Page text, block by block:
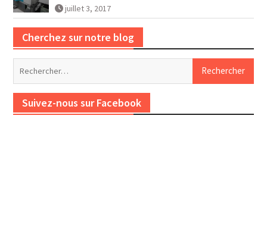
juillet 3, 2017
Cherchez sur notre blog
Suivez-nous sur Facebook